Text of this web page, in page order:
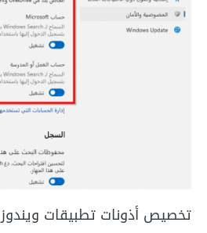
تخصيص أذونات تطبيقات ويندوز